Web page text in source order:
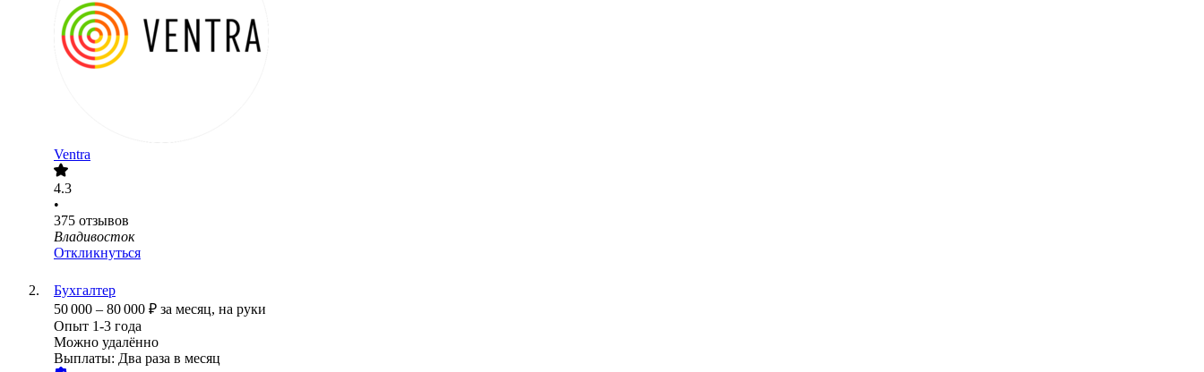
Ventra
4.3
•
375 отзывов
Владивосток
Откликнуться
Бухгалтер
50 000 – 80 000 ₽ за месяц, на руки
Опыт 1-3 года
Можно удалённо
Выплаты: Два раза в месяц